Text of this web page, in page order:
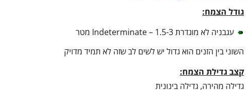
גודל הצמח:
עגבניה לא מוגדרת Indeterminate – 1.5-3 מטר
השוני בין הזנים הוא גדול יש לשים לב שזה לא תמיד מדויק
קצב גדילת הצמח:
גדילה מהירה, גדילה בינונית